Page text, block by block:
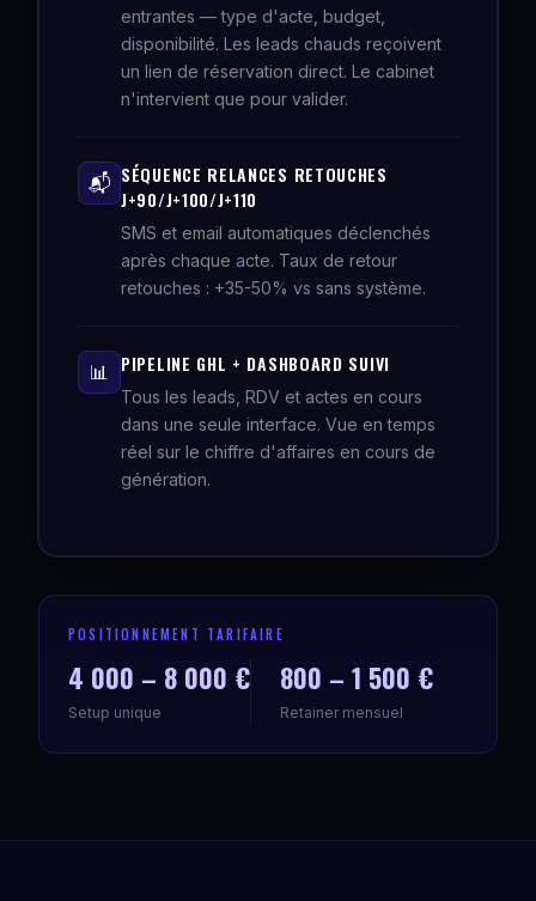
entrantes — type d'acte, budget,
disponibilité. Les leads chauds reçoivent
un lien de réservation direct. Le cabinet
n'intervient que pour valider.
📬 SÉQUENCE RELANCES RETOUCHES
J+90/J+100/J+110
SMS et email automatiques déclenchés
après chaque acte. Taux de retour
retouches : +35-50% vs sans système.
📊 PIPELINE GHL + DASHBOARD SUIVI
Tous les leads, RDV et actes en cours
dans une seule interface. Vue en temps
réel sur le chiffre d'affaires en cours de
génération.
POSITIONNEMENT TARIFAIRE
4 000 – 8 000 €
Setup unique
800 – 1 500 €
Retainer mensuel